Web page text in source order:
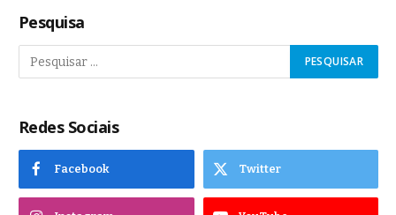
Pesquisa
Redes Sociais
Facebook Twitter